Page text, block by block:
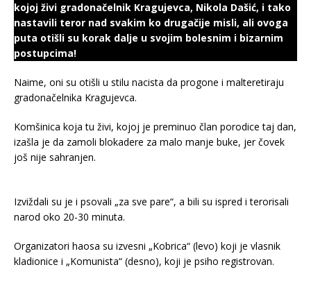
kojoj živi gradonačelnik Kragujevca, Nikola Dašić, i tako
nastavili teror nad svakim ko drugačije misli, ali ovoga
puta otišli su korak dalje u svojim bolesnim i bizarnim
postupcima!
Naime, oni su otišli u stilu nacista da progone i malteretiraju
gradonačelnika Kragujevca.
Komšinica koja tu živi, kojoj je preminuo član porodice taj dan,
izašla je da zamoli blokadere za malo manje buke, jer čovek
još nije sahranjen.
Izviždali su je i psovali „za sve pare“, a bili su ispred i terorisali
narod oko 20-30 minuta.
Organizatori haosa su izvesni „Kobrica“ (levo) koji je vlasnik
kladionice i „Komunista“ (desno), koji je psiho registrovan.